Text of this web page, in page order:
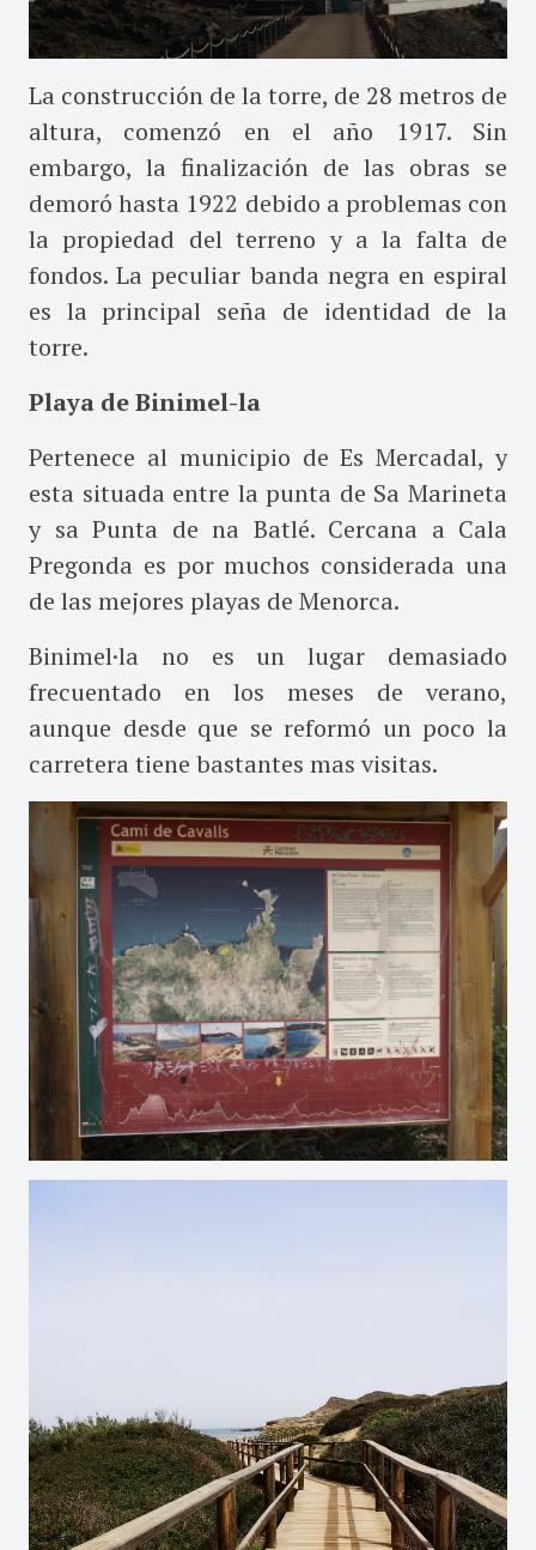
La construcción de la torre, de 28 metros de
altura, comenzó en el año 1917. Sin
embargo, la finalización de las obras se
demoró hasta 1922 debido a problemas con
la propiedad del terreno y a la falta de
fondos. La peculiar banda negra en espiral
es la principal seña de identidad de la
torre.
Playa de Binimel-la
Pertenece al municipio de Es Mercadal, y
esta situada entre la punta de Sa Marineta
y sa Punta de na Batlé. Cercana a Cala
Pregonda es por muchos considerada una
de las mejores playas de Menorca.
Binimel·la no es un lugar demasiado
frecuentado en los meses de verano,
aunque desde que se reformó un poco la
carretera tiene bastantes mas visitas.